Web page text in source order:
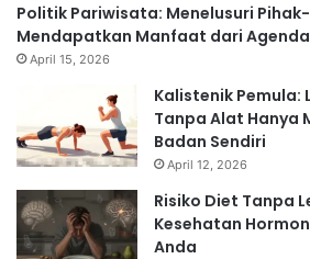
Politik Pariwisata: Menelusuri
Mendapatkan Manfaat dari
April 15, 2026
Kalistenik Pemula:
Tanpa Alat Hanya
Badan Sendiri
April 12, 2026
Risiko Diet Tanpa
Kesehatan
Anda